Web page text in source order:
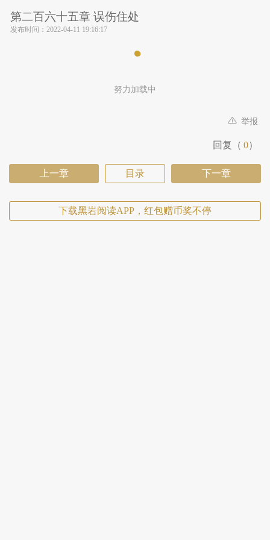
第二百六十五章 误伤住处
发布时间： 2022-04-11 19:16:17
努力加载中
举报
回复（ 0）
上一章 目录 下一章
下载黑岩阅读APP，红包赠币奖不停